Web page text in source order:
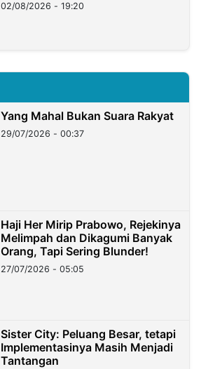
02/08/2026 - 19:20
Yang Mahal Bukan Suara Rakyat
29/07/2026 - 00:37
Haji Her Mirip Prabowo, Rejekinya
Melimpah dan Dikagumi Banyak
Orang, Tapi Sering Blunder!
27/07/2026 - 05:05
Sister City: Peluang Besar, tetapi
Implementasinya Masih Menjadi
Tantangan